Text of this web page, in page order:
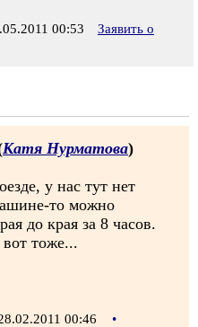
00:53
Заявить о
Катя Нурматова)
у нас тут нет
то можно
до края за 8 часов.
вот тоже...
00:46
•